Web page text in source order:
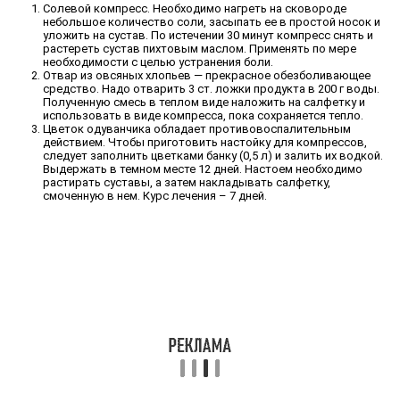
Солевой компресс. Необходимо нагреть на сковороде
небольшое количество соли, засыпать ее в простой носок и
уложить на сустав. По истечении 30 минут компресс снять и
растереть сустав пихтовым маслом. Применять по мере
необходимости с целью устранения боли.
Отвар из овсяных хлопьев — прекрасное обезболивающее
средство. Надо отварить 3 ст. ложки продукта в 200 г воды.
Полученную смесь в теплом виде наложить на салфетку и
использовать в виде компресса, пока сохраняется тепло.
Цветок одуванчика обладает противовоспалительным
действием. Чтобы приготовить настойку для компрессов,
следует заполнить цветками банку (0,5 л) и залить их водкой.
Выдержать в темном месте 12 дней. Настоем необходимо
растирать суставы, а затем накладывать салфетку,
смоченную в нем. Курс лечения – 7 дней.